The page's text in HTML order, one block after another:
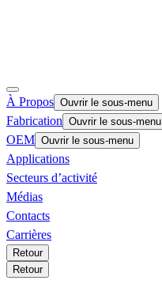
À Propos Ouvrir le sous-menu
Fabrication Ouvrir le sous-menu
OEM Ouvrir le sous-menu
Applications
Secteurs d’activité
Médias
Contacts
Carrières
Retour
Retour